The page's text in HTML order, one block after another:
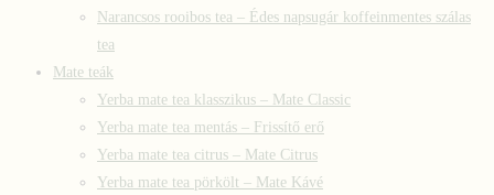
Narancsos rooibos tea – Édes napsugár koffeinmentes szálas
tea
Mate teák
Yerba mate tea klasszikus – Mate Classic
Yerba mate tea mentás – Frissítő erő
Yerba mate tea citrus – Mate Citrus
Yerba mate tea pörkölt – Mate Kávé